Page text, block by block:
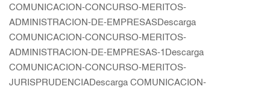
COMUNICACION-CONCURSO-MERITOS-
ADMINISTRACION-DE-EMPRESASDescarga
COMUNICACION-CONCURSO-MERITOS-
ADMINISTRACION-DE-EMPRESAS-1Descarga
COMUNICACION-CONCURSO-MERITOS-
JURISPRUDENCIADescarga COMUNICACION-